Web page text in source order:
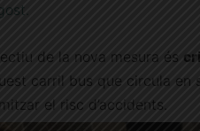
de la nova mesura és
carril bus que circula
el risc d’accidents.